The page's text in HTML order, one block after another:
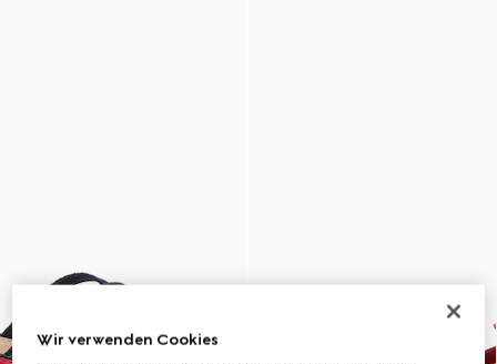
Wir verwenden Cookies